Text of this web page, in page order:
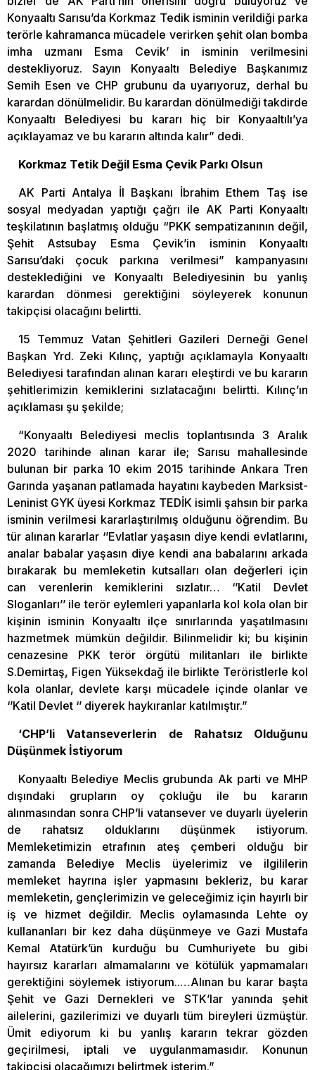
Konyaaltı Sarısu’da Korkmaz Tedik isminin verildiği parka
terörle kahramanca mücadele verirken şehit olan bomba
imha uzmanı Esma Cevik’ in isminin verilmesini
destekliyoruz. Sayın Konyaaltı Belediye Başkanımız
Semih Esen ve CHP grubunu da uyarıyoruz, derhal bu
karardan dönülmelidir. Bu karardan dönülmediği takdirde
Konyaaltı Belediyesi bu kararı hiç bir Konyaaltılı’ya
açıklayamaz ve bu kararın altında kalır” dedi.
Korkmaz Tetik Değil Esma Çevik Parkı Olsun
AK Parti Antalya İl Başkanı İbrahim Ethem Taş ise
sosyal medyadan yaptığı çağrı ile AK Parti Konyaaltı
teşkilatının başlatmış olduğu “PKK sempatizanının değil,
Şehit Astsubay Esma Çevik’in isminin Konyaaltı
Sarısu’daki çocuk parkına verilmesi” kampanyasını
desteklediğini ve Konyaaltı Belediyesinin bu yanlış
karardan dönmesi gerektiğini söyleyerek konunun
takipçisi olacağını belirtti.
15 Temmuz Vatan Şehitleri Gazileri Derneği Genel
Başkan Yrd. Zeki Kılınç, yaptığı açıklamayla Konyaaltı
Belediyesi tarafından alınan kararı eleştirdi ve bu kararın
şehitlerimizin kemiklerini sızlatacağını belirtti. Kılınç’ın
açıklaması şu şekilde;
“Konyaaltı Belediyesi meclis toplantısında 3 Aralık
2020 tarihinde alınan karar ile; Sarısu mahallesinde
bulunan bir parka 10 ekim 2015 tarihinde Ankara Tren
Garında yaşanan patlamada hayatını kaybeden Marksist-
Leninist GYK üyesi Korkmaz TEDİK isimli şahsın bir parka
isminin verilmesi kararlaştırılmış olduğunu öğrendim. Bu
tür alınan kararlar ‘’Evlatlar yaşasın diye kendi evlatlarını,
analar babalar yaşasın diye kendi ana babalarını arkada
bırakarak bu memleketin kutsalları olan değerleri için
can verenlerin kemiklerini sızlatır… ‘’Katil Devlet
Sloganları’’ ile terör eylemleri yapanlarla kol kola olan bir
kişinin isminin Konyaaltı ilçe sınırlarında yaşatılmasını
hazmetmek mümkün değildir. Bilinmelidir ki; bu kişinin
cenazesine PKK terör örgütü militanları ile birlikte
S.Demirtaş, Figen Yüksekdağ ile birlikte Teröristlerle kol
kola olanlar, devlete karşı mücadele içinde olanlar ve
‘’Katil Devlet ‘’ diyerek haykıranlar katılmıştır.”
‘CHP’li Vatanseverlerin de Rahatsız Olduğunu
Düşünmek İstiyorum
Konyaaltı Belediye Meclis grubunda Ak parti ve MHP
dışındaki grupların oy çokluğu ile bu kararın
alınmasından sonra CHP’li vatansever ve duyarlı üyelerin
de rahatsız olduklarını düşünmek istiyorum.
Memleketimizin etrafının ateş çemberi olduğu bir
zamanda Belediye Meclis üyelerimiz ve ilgililerin
memleket hayrına işler yapmasını bekleriz, bu karar
memleketin, gençlerimizin ve geleceğimiz için hayırlı bir
iş ve hizmet değildir. Meclis oylamasında Lehte oy
kullananları bir kez daha düşünmeye ve Gazi Mustafa
Kemal Atatürk’ün kurduğu bu Cumhuriyete bu gibi
hayırsız kararları almamalarını ve kötülük yapmamaları
gerektiğini söylemek istiyorum..…Alınan bu karar başta
Şehit ve Gazi Dernekleri ve STK’lar yanında şehit
ailelerini, gazilerimizi ve duyarlı tüm bireyleri üzmüştür.
Ümit ediyorum ki bu yanlış kararın tekrar gözden
geçirilmesi, iptali ve uygulanmamasıdır. Konunun
takipçisi olacağımızı belirtmek isterim.”